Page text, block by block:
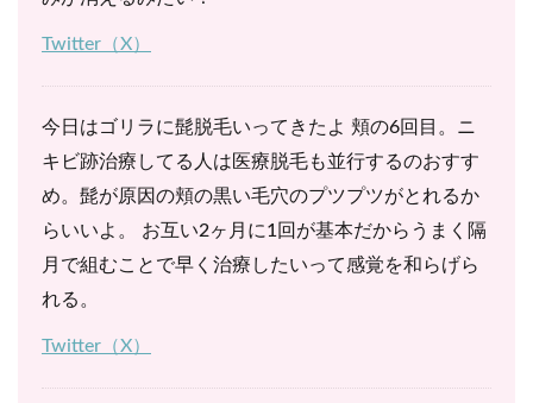
Twitter（X）
今日はゴリラに髭脱毛いってきたよ 頬の6回目。ニ
キビ跡治療してる人は医療脱毛も並行するのおすす
め。髭が原因の頬の黒い毛穴のプツプツがとれるか
らいいよ。 お互い2ヶ月に1回が基本だからうまく隔
月で組むことで早く治療したいって感覚を和らげら
れる。
Twitter（X）